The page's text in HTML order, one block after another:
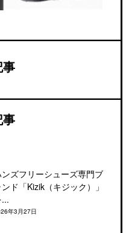
ズフリーシューズ専門ブ
ド「Kizik（キジック）」
年3月27日